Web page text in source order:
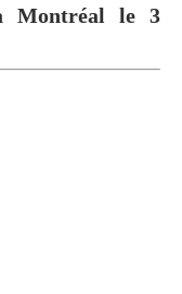
Montréal le 3